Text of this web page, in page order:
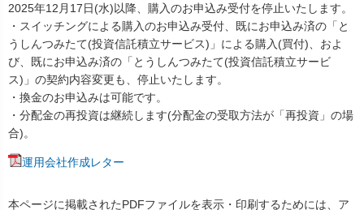
2025年12月17日(水)以降、購入のお申込み受付を停止いたします。
・スイッチングによる購入のお申込み受付、既にお申込み済の「と
うしんつみたて(投資信託積立サービス)」による購入(買付)、およ
び、既にお申込み済の「とうしんつみたて(投資信託積立サービ
ス)」の契約内容変更も、停止いたします。
・換金のお申込みは可能です。
・分配金の再投資は継続します(分配金の受取方法が「再投資」の場
合)。
運用会社作成レター
本ページに掲載されたPDFファイルを表示・印刷するためには、ア